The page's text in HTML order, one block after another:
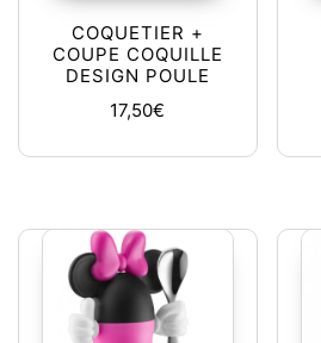
COQUETIER +
COUPE COQUILLE
DESIGN POULE
17,50€